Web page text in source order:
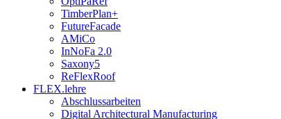
TimberPlan+
FutureFacade
AMiCo
InNoFa 2.0
Saxony5
ReFlexRoof
FLEX.lehre
Abschlussarbeiten
Digital Architectural Manufacturing